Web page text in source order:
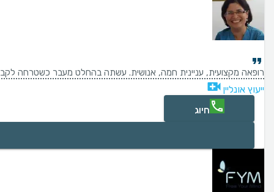
רופאה מקצועית, עניינית חמה, אנושית. עשתה בהחלט מעבר כשטרחה
ייעוץ אונליין
חיוג